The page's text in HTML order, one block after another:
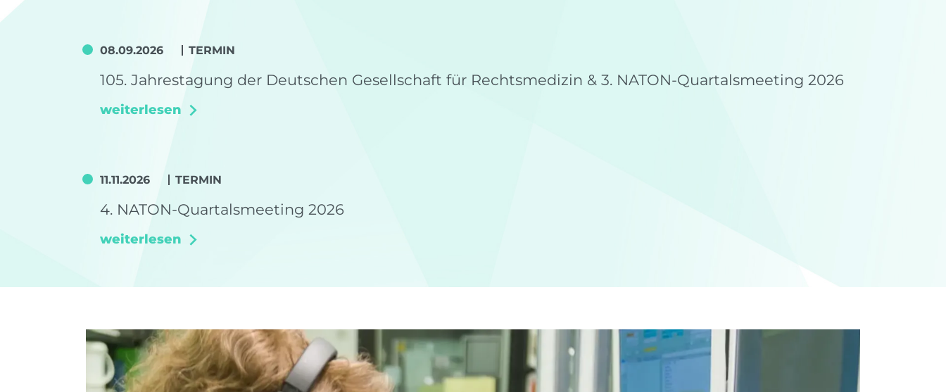
08.09.2026 TERMIN
105. Jahrestagung der Deutschen Gesellschaft für Rechtsmedizin & 3. NATON-Quartalsmeeting 2026
weiterlesen
11.11.2026 TERMIN
4. NATON-Quartalsmeeting 2026
weiterlesen